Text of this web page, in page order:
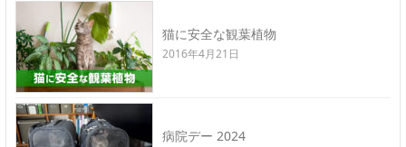
猫に安全な観葉植物
2016年4月21日
病院デー 2024